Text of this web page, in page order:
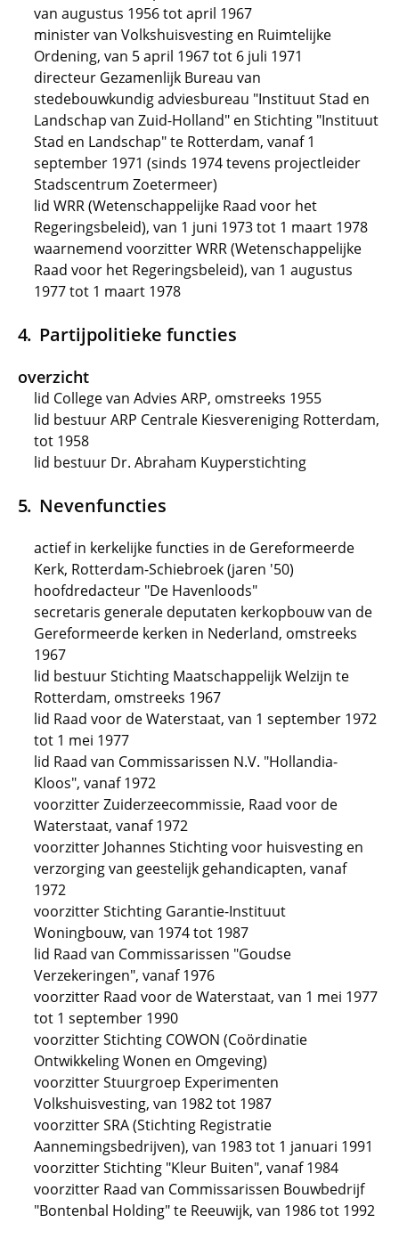
van augustus 1956 tot april 1967
minister van Volkshuisvesting en Ruimtelijke
Ordening, van 5 april 1967 tot 6 juli 1971
directeur Gezamenlijk Bureau van
stedebouwkundig adviesbureau "Instituut Stad en
Landschap van Zuid-Holland" en Stichting "Instituut
Stad en Landschap" te Rotterdam, vanaf 1
september 1971 (sinds 1974 tevens projectleider
Stadscentrum Zoetermeer)
lid WRR (Wetenschappelijke Raad voor het
Regeringsbeleid), van 1 juni 1973 tot 1 maart 1978
waarnemend voorzitter WRR (Wetenschappelijke
Raad voor het Regeringsbeleid), van 1 augustus
1977 tot 1 maart 1978
Partijpolitieke functies
overzicht
lid College van Advies ARP, omstreeks 1955
lid bestuur ARP Centrale Kiesvereniging Rotterdam,
tot 1958
lid bestuur Dr. Abraham Kuyperstichting
Nevenfuncties
actief in kerkelijke functies in de Gereformeerde
Kerk, Rotterdam-Schiebroek (jaren '50)
hoofdredacteur "De Havenloods"
secretaris generale deputaten kerkopbouw van de
Gereformeerde kerken in Nederland, omstreeks
1967
lid bestuur Stichting Maatschappelijk Welzijn te
Rotterdam, omstreeks 1967
lid Raad voor de Waterstaat, van 1 september 1972
tot 1 mei 1977
lid Raad van Commissarissen N.V. "Hollandia-
Kloos", vanaf 1972
voorzitter Zuiderzeecommissie, Raad voor de
Waterstaat, vanaf 1972
voorzitter Johannes Stichting voor huisvesting en
verzorging van geestelijk gehandicapten, vanaf
1972
voorzitter Stichting Garantie-Instituut
Woningbouw, van 1974 tot 1987
lid Raad van Commissarissen "Goudse
Verzekeringen", vanaf 1976
voorzitter Raad voor de Waterstaat, van 1 mei 1977
tot 1 september 1990
voorzitter Stichting COWON (Coördinatie
Ontwikkeling Wonen en Omgeving)
voorzitter Stuurgroep Experimenten
Volkshuisvesting, van 1982 tot 1987
voorzitter SRA (Stichting Registratie
Aannemingsbedrijven), van 1983 tot 1 januari 1991
voorzitter Stichting "Kleur Buiten", vanaf 1984
voorzitter Raad van Commissarissen Bouwbedrijf
"Bontenbal Holding" te Reeuwijk, van 1986 tot 1992